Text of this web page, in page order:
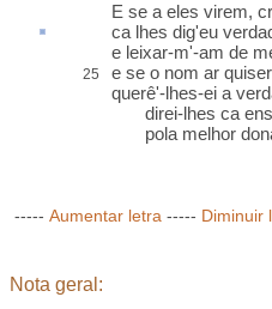
E se a eles virem,
ca lhes dig'eu
e leixar-m'-am de
25
e se o nom ar
querê'-lhes-ei a
direi-lhes ca
pola melhor
----- Aumentar letra ----- Diminuir
Nota geral: